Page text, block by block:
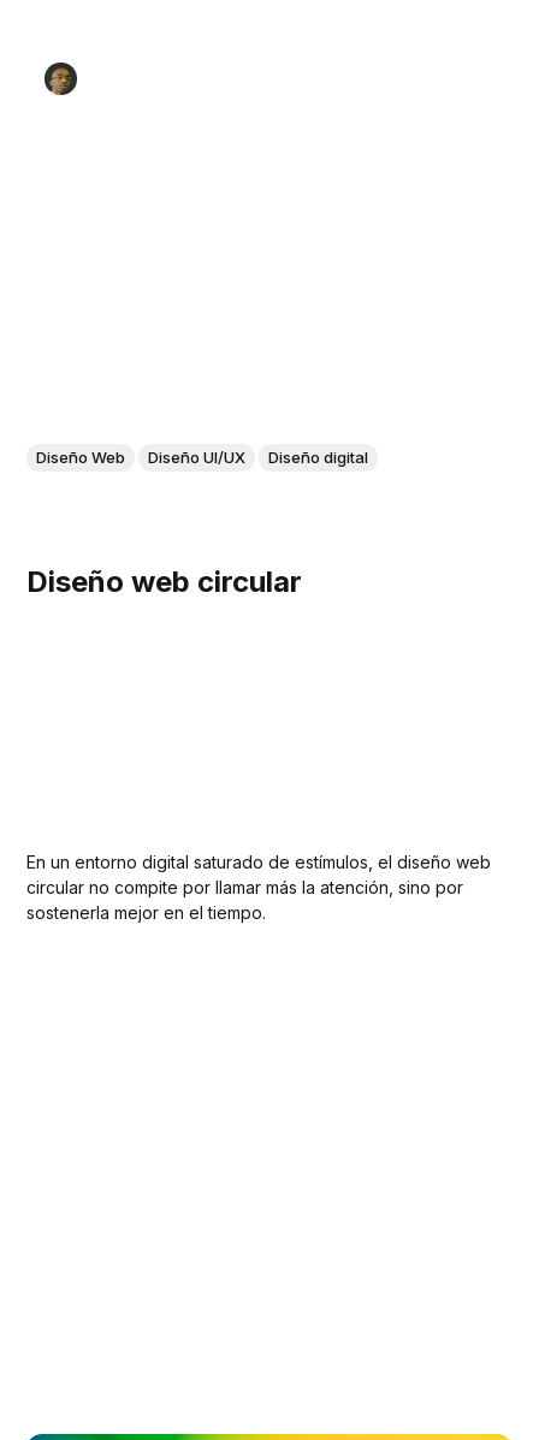
Diseño Web Diseño UI/UX Diseño digital
Diseño web circular
En un entorno digital saturado de estímulos, el diseño web
circular no compite por llamar más la atención, sino por
sostenerla mejor en el tiempo.